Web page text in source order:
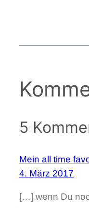
5
Mein all time
4. März 2017
[…] wenn Du